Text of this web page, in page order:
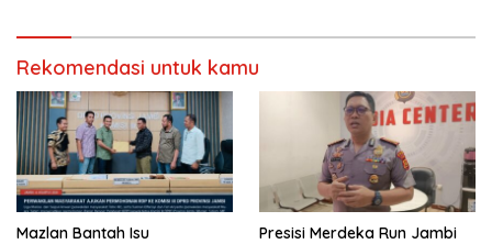
Rekomendasi untuk kamu
Mazlan Bantah Isu
Presisi Merdeka Run Jambi